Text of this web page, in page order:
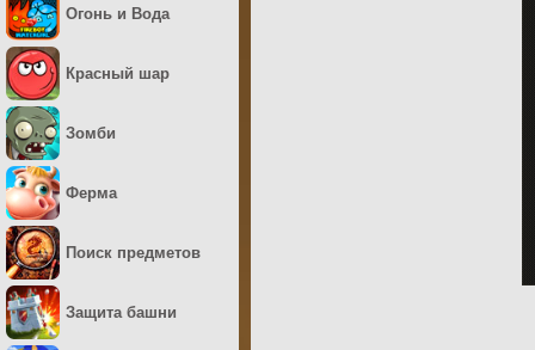
Огонь и Вода
Красный шар
Зомби
Ферма
Поиск предметов
Защита башни